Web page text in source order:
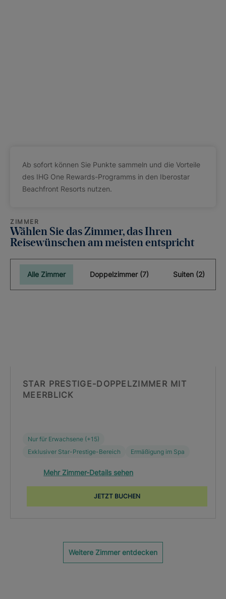
Ab sofort können Sie Punkte sammeln und die Vorteile
des IHG One Rewards-Programms in den Iberostar
Beachfront Resorts nutzen.
ZIMMER
Wählen Sie das Zimmer, das Ihren
Reisewünschen am meisten entspricht
Alle Zimmer Doppelzimmer (7) Suiten (2)
STAR PRESTIGE-DOPPELZIMMER MIT
MEERBLICK
Nur für Erwachsene (+15)
Exklusiver Star-Prestige-Bereich
Ermäßigung im Spa
Mehr Zimmer-Details sehen
JETZT BUCHEN
Weitere Zimmer entdecken